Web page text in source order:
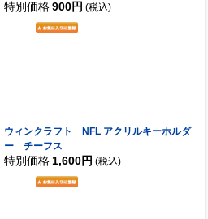
特別価格 900円 (税込)
ウィンクラフト NFL アクリルキーホルダ
ー チーフス
特別価格 1,600円 (税込)